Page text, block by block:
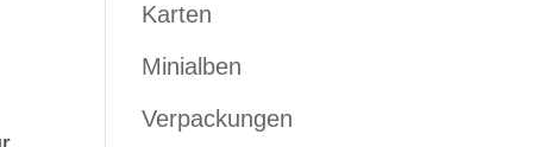
Karten
Minialben
Verpackungen